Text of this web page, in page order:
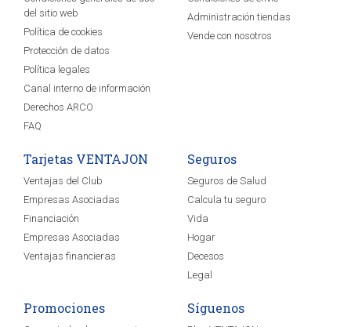
del sitio web
Política de cookies
Protección de datos
Política legales
Canal interno de información
Derechos ARCO
FAQ
Administración tiendas
Vende con nosotros
Tarjetas VENTAJON
Ventajas del Club
Empresas Asociadas
Financiación
Empresas Asociadas
Ventajas financieras
Seguros
Seguros de Salud
Calcula tu seguro
Vida
Hogar
Decesos
Legal
Promociones Síguenos